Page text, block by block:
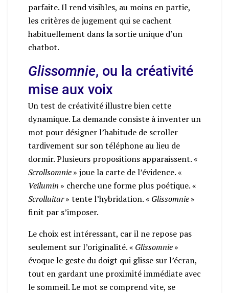
parfaite. Il rend visibles, au moins en partie,
les critères de jugement qui se cachent
habituellement dans la sortie unique d’un
chatbot.
Glissomnie, ou la créativité
mise aux voix
Un test de créativité illustre bien cette
dynamique. La demande consiste à inventer un
mot pour désigner l’habitude de scroller
tardivement sur son téléphone au lieu de
dormir. Plusieurs propositions apparaissent. «
Scrollsomnie» joue la carte de l’évidence. «
Veilumin » cherche une forme plus poétique. «
Scrolluitar» tente l’hybridation. « Glissomnie»
finit par s’imposer.
Le choix est intéressant, car il ne repose pas
seulement sur l’originalité. « Glissomnie»
évoque le geste du doigt qui glisse sur l’écran,
tout en gardant une proximité immédiate avec
le sommeil. Le mot se comprend vite, se